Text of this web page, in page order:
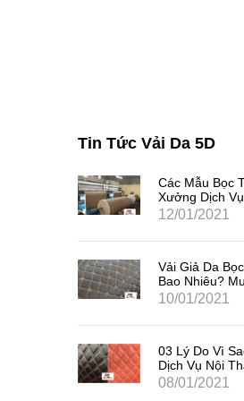
Tin Tức Vải Da 5D
Các Mẫu Bọc
Xưởng Dịch Vụ
Tô Nên Nhập
12/01/2021
Vải Giả Da
Bao Nhiêu?
Được Giảm Giá
10/01/2021
03 Lý Do Vì
Dịch Vụ Nội
Nên Nhập Vải
08/01/2021